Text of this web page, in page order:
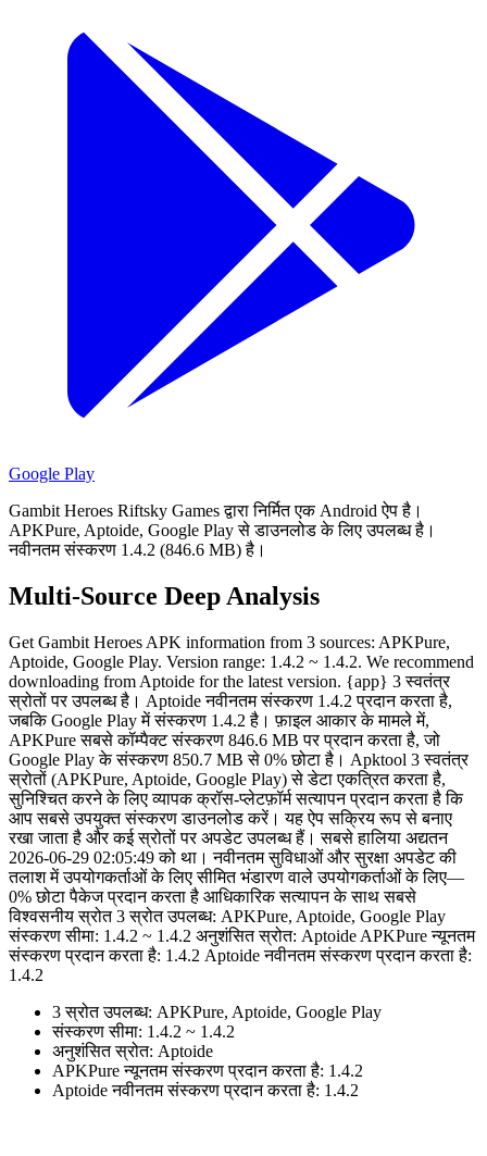
Google Play
Gambit Heroes Riftsky Games द्वारा निर्मित एक Android ऐप है।
APKPure, Aptoide, Google Play से डाउनलोड के लिए उपलब्ध है।
नवीनतम संस्करण 1.4.2 (846.6 MB) है।
Multi-Source Deep Analysis
Get Gambit Heroes APK information from 3 sources: APKPure,
Aptoide, Google Play. Version range: 1.4.2 ~ 1.4.2. We recommend
downloading from Aptoide for the latest version. {app} 3 स्वतंत्र
स्रोतों पर उपलब्ध है। Aptoide नवीनतम संस्करण 1.4.2 प्रदान करता है,
जबकि Google Play में संस्करण 1.4.2 है। फ़ाइल आकार के मामले में,
APKPure सबसे कॉम्पैक्ट संस्करण 846.6 MB पर प्रदान करता है, जो
Google Play के संस्करण 850.7 MB से 0% छोटा है। Apktool 3 स्वतंत्र
स्रोतों (APKPure, Aptoide, Google Play) से डेटा एकत्रित करता है,
सुनिश्चित करने के लिए व्यापक क्रॉस-प्लेटफ़ॉर्म सत्यापन प्रदान करता है कि
आप सबसे उपयुक्त संस्करण डाउनलोड करें। यह ऐप सक्रिय रूप से बनाए
रखा जाता है और कई स्रोतों पर अपडेट उपलब्ध हैं। सबसे हालिया अद्यतन
2026-06-29 02:05:49 को था। नवीनतम सुविधाओं और सुरक्षा अपडेट की
तलाश में उपयोगकर्ताओं के लिए सीमित भंडारण वाले उपयोगकर्ताओं के लिए—
0% छोटा पैकेज प्रदान करता है आधिकारिक सत्यापन के साथ सबसे
विश्वसनीय स्रोत 3 स्रोत उपलब्ध: APKPure, Aptoide, Google Play
संस्करण सीमा: 1.4.2 ~ 1.4.2 अनुशंसित स्रोत: Aptoide APKPure न्यूनतम
संस्करण प्रदान करता है: 1.4.2 Aptoide नवीनतम संस्करण प्रदान करता है:
1.4.2
3 स्रोत उपलब्ध: APKPure, Aptoide, Google Play
संस्करण सीमा: 1.4.2 ~ 1.4.2
अनुशंसित स्रोत: Aptoide
APKPure न्यूनतम संस्करण प्रदान करता है: 1.4.2
Aptoide नवीनतम संस्करण प्रदान करता है: 1.4.2